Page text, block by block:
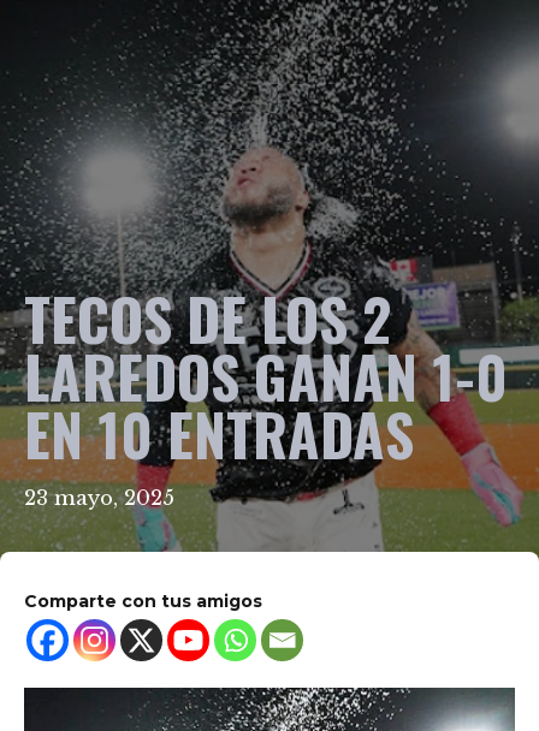
TECOS DE LOS 2
LAREDOS GANAN 1-0
EN 10 ENTRADAS
23 mayo, 2025
Comparte con tus amigos